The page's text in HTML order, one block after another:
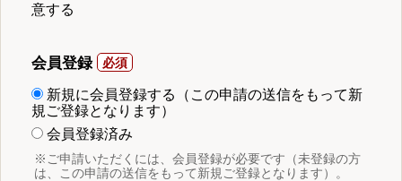
意する
会員登録
新規に会員登録する（この申請の送信をもって新
規ご登録となります）
会員登録済み
※ご申請いただくには、会員登録が必要です（未登録の方
は、この申請の送信をもって新規ご登録となります）。